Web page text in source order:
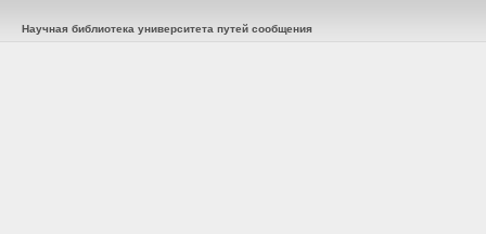
Научная библиотека университета путей сообщения